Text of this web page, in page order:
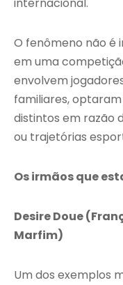
internacional.
O fenômeno não é
em uma
envolvem
familiares,
distintos em razão
ou trajetórias
Os irmãos que
Desire Doue
Marfim)
Um dos exemplos